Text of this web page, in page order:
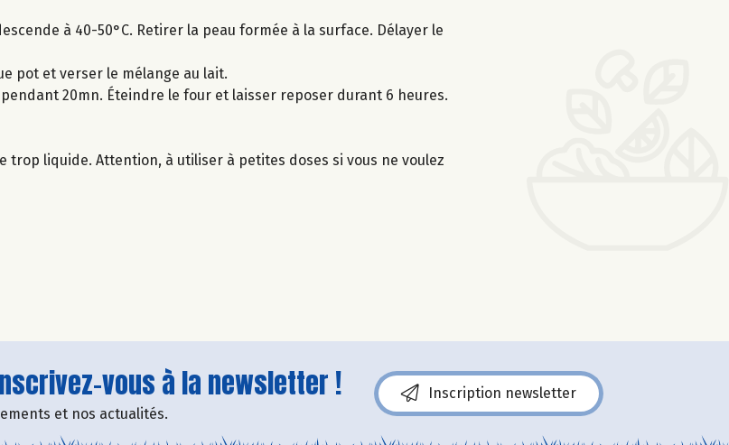
à 40-50°C. Retirer la peau formée à la surface. Délayer le
pot et verser le mélange au lait.
20mn. Éteindre le four et laisser reposer durant 6 heures.
liquide. Attention, à utiliser à petites doses si vous ne voulez
vous à la newsletter !
et nos actualités.
Inscription newsletter